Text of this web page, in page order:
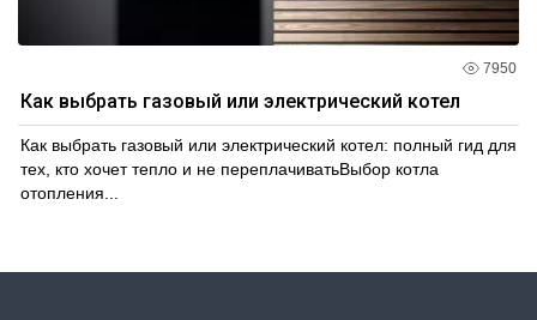
7950
Как выбрать газовый или электрический котел
Как выбрать газовый или электрический котел: полный гид для
тех, кто хочет тепло и не переплачиватьВыбор котла
отопления...